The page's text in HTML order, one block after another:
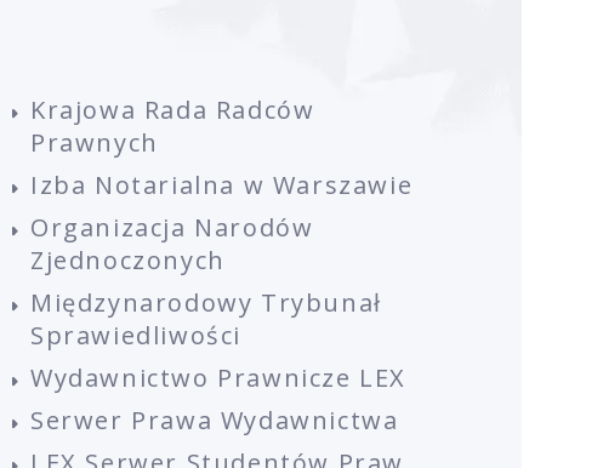
Krajowa Rada Radców
Prawnych
Izba Notarialna w Warszawie
Organizacja Narodów
Zjednoczonych
Międzynarodowy Trybunał
Sprawiedliwości
Wydawnictwo Prawnicze LEX
Serwer Prawa Wydawnictwa